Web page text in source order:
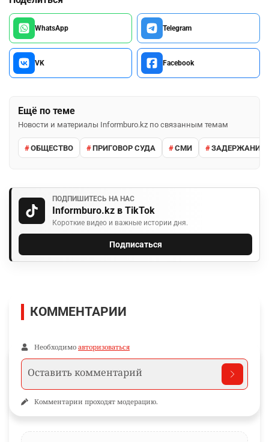
WhatsApp Telegram
VK Facebook
Ещё по теме
Новости и материалы Informburo.kz по связанным темам
ОБЩЕСТВО ПРИГОВОР СУДА СМИ ЗАДЕРЖАНИЕ
ПОДПИШИТЕСЬ НА НАС
Informburo.kz в TikTok
Короткие видео и важные истории дня.
Подписаться
КОММЕНТАРИИ
Необходимо авторизоваться
Комментарии проходят модерацию.